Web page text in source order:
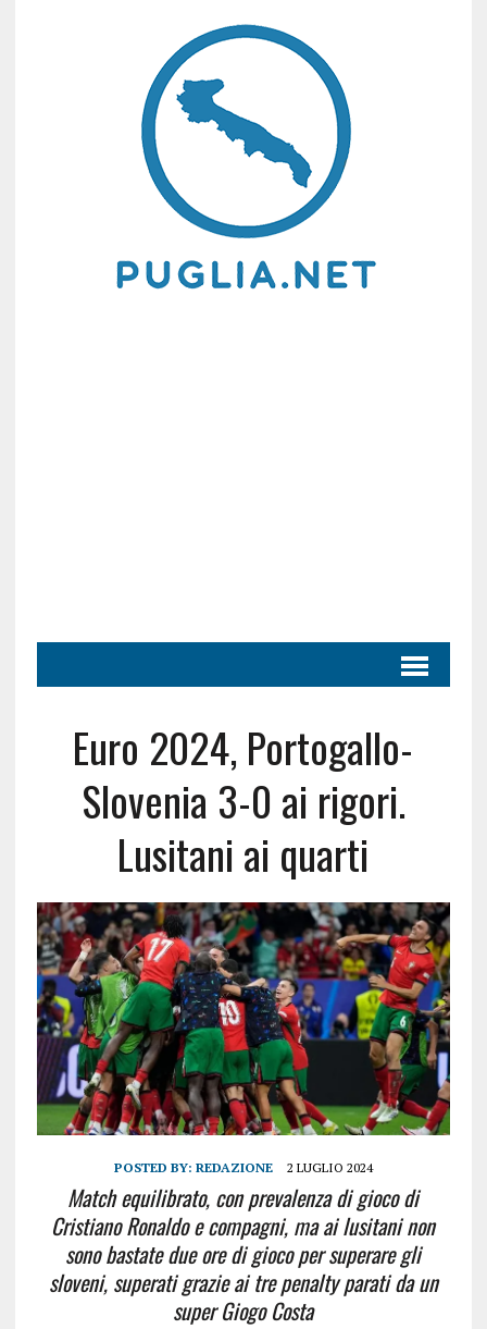
Euro 2024, Portogallo-
Slovenia 3-0 ai rigori.
Lusitani ai quarti
POSTED BY: REDAZIONE 2 LUGLIO 2024
Match equilibrato, con prevalenza di gioco di
Cristiano Ronaldo e compagni, ma ai lusitani non
sono bastate due ore di gioco per superare gli
sloveni, superati grazie ai tre penalty parati da un
super Giogo Costa